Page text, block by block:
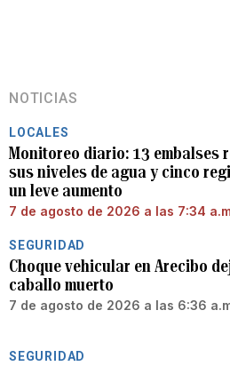
NOTICIAS
LOCALES
Monitoreo diario: 13 embalses
sus niveles de agua y cinco
un leve aumento
7 de agosto de 2026 a las 7:34
SEGURIDAD
Choque vehicular en Arecibo
caballo muerto
7 de agosto de 2026 a las 6:36
SEGURIDAD